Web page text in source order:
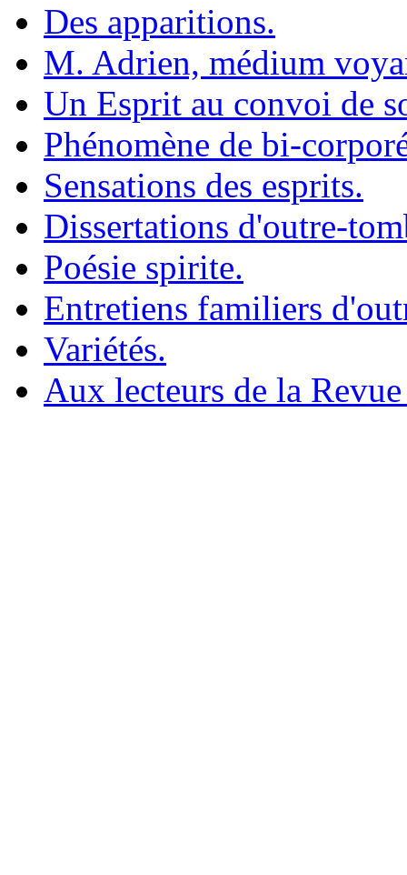
Des apparitions.
M. Adrien, médium
Un Esprit au convoi de
Phénomène de bi-
Sensations des esprits.
Dissertations d'outre-
Poésie spirite.
Entretiens familiers
Variétés.
Aux lecteurs de la